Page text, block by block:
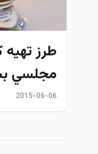
طرز
مجلسي
2015-06-06